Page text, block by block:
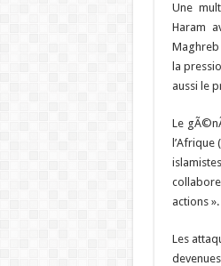
Une
Haram
la
aussi le
Le
actions ».
Les